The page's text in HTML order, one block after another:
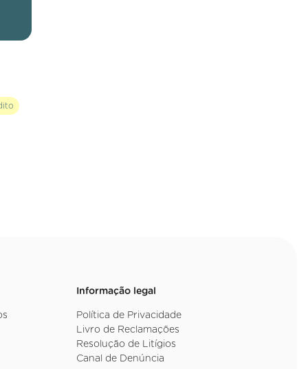
Informação legal
Política de Privacidade
Livro de Reclamações
Resolução de Litígios
Canal de Denúncia